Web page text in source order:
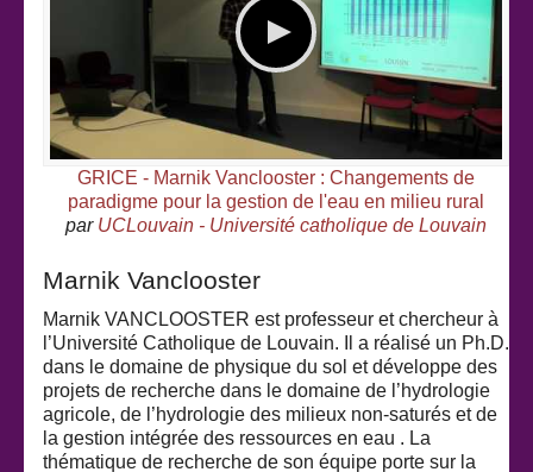
GRICE - Marnik Vanclooster : Changements de
paradigme pour la gestion de l'eau en milieu rural
par UCLouvain - Université catholique de Louvain
Marnik Vanclooster
Marnik VANCLOOSTER est professeur et chercheur à
l’Université Catholique de Louvain. Il a réalisé un Ph.D.
dans le domaine de physique du sol et développe des
projets de recherche dans le domaine de l’hydrologie
agricole, de l’hydrologie des milieux non-saturés et de
la gestion intégrée des ressources en eau . La
thématique de recherche de son équipe porte sur la